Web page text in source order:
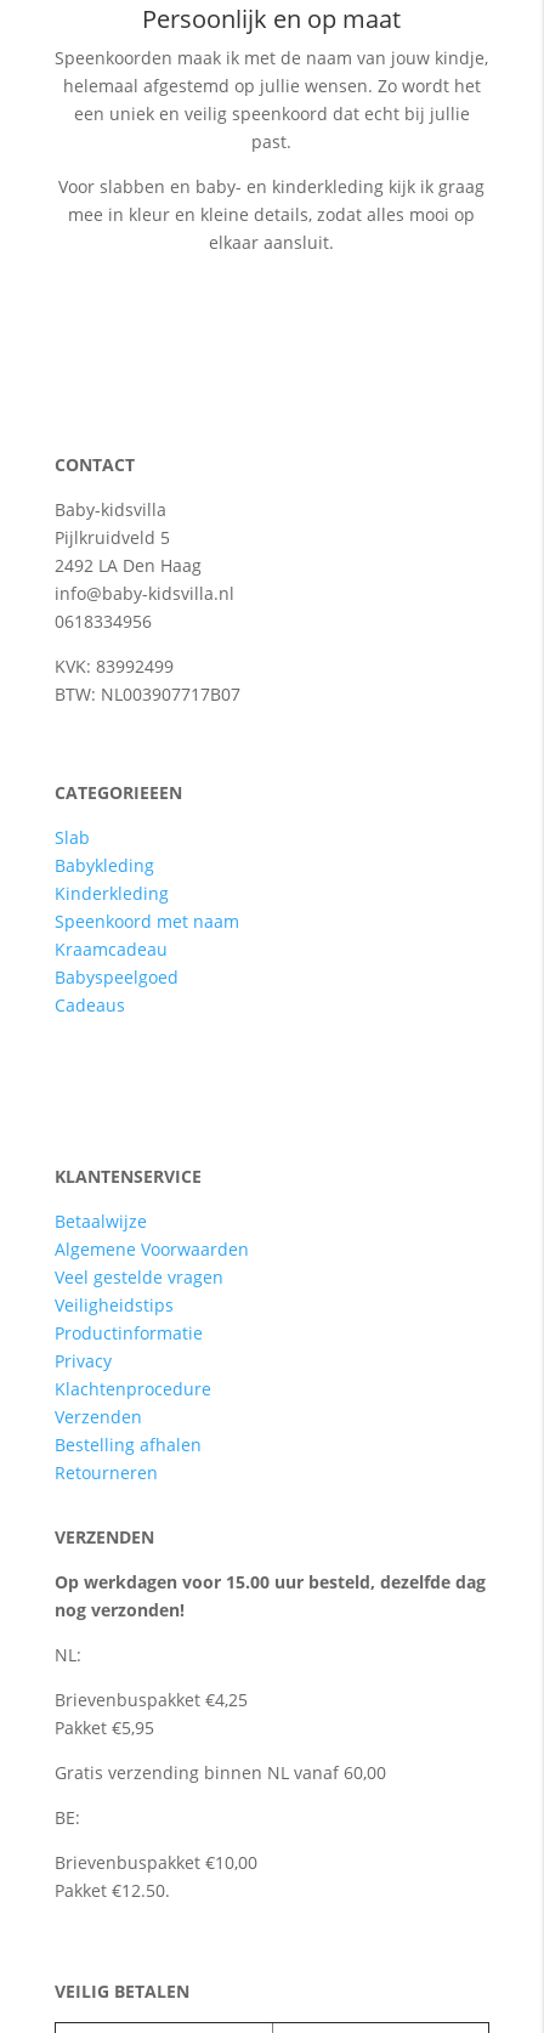
Persoonlijk en op maat
Speenkoorden maak ik met de naam van jouw kindje,
helemaal afgestemd op jullie wensen. Zo wordt het
een uniek en veilig speenkoord dat echt bij jullie
past.
Voor slabben en baby- en kinderkleding kijk ik graag
mee in kleur en kleine details, zodat alles mooi op
elkaar aansluit.
CONTACT
Baby-kidsvilla
Pijlkruidveld 5
2492 LA Den Haag
info@baby-kidsvilla.nl
0618334956
KVK: 83992499
BTW: NL003907717B07
CATEGORIEEEN
Slab
Babykleding
Kinderkleding
Speenkoord met naam
Kraamcadeau
Babyspeelgoed
Cadeaus
KLANTENSERVICE
Betaalwijze
Algemene Voorwaarden
Veel gestelde vragen
Veiligheidstips
Productinformatie
Privacy
Klachtenprocedure
Verzenden
Bestelling afhalen
Retourneren
VERZENDEN
Op werkdagen voor 15.00 uur besteld, dezelfde dag
nog verzonden!
NL:
Brievenbuspakket €4,25
Pakket €5,95
Gratis verzending binnen NL vanaf 60,00
BE:
Brievenbuspakket €10,00
Pakket €12.50.
VEILIG BETALEN